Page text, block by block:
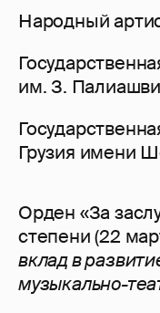
Народный
им. З.
Грузия имени
Орден «За
степени (22
вклад в
музыкально-